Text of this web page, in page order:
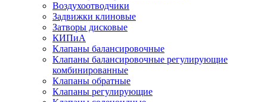
Воздухоотводчики
Задвижки клиновые
Затворы дисковые
КИПиА
Клапаны балансировочные
Клапаны балансировочные регулирующие
комбинированные
Клапаны обратные
Клапаны регулирующие